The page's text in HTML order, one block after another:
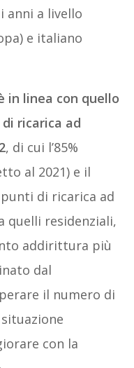
anni a livello
e italiano
in linea con quello
ricarica ad
, di cui l’85%
al 2021) e il
punti di ricarica ad
quelli residenziali,
addirittura più
dal
il numero di
con la